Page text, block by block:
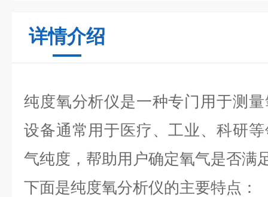
详情介绍
纯度氧分析仪是一种专门用于测
设备通常用于医疗、工业、科研
气纯度，帮助用户确定氧气是否满
下面是纯度氧分析仪的主要特点：